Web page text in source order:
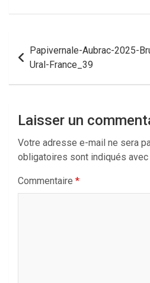
Navigation
de
l’article
Papivernale-Aubrac-2025-
Ural-France_39
Laisser un
Votre adresse e-mail ne sera
obligatoires sont indiqués avec
Commentaire *